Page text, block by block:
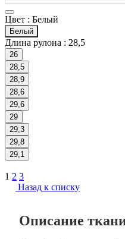
Цвет : Белый
Белый
Длина рулона : 28,5
26
28,5
28,9
28,6
29,6
29
29,3
29,8
29,1
1 2 3
Назад к списку
Описание